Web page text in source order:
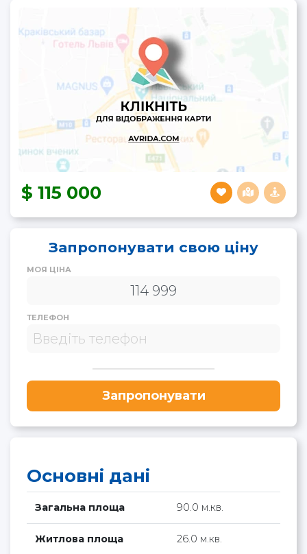
115 000
Запропонувати свою ціну
МОЯ ЦІНА
ТЕЛЕФОН
Запропонувати
Основні дані
Загальна площа 90.0 м.кв.
Житлова площа 26.0 м.кв.